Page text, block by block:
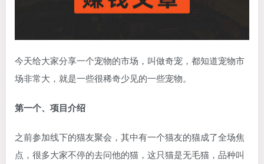
今天给大家分享一个宠物的市场，叫做奇宠，都知道宠物市
场非常大，就是一些很稀奇少见的一些宠物。
第一个、项目介绍
之前参加线下的猫友聚会，其中有一个猫友的猫成了全场焦
点，很多大家不停的去问他的猫，这只猫是无毛猫，品种叫